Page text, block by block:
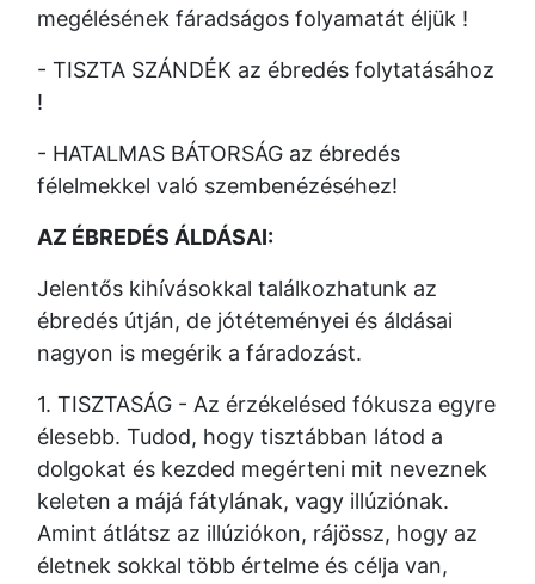
megélésének fáradságos folyamatát éljük !
- TISZTA SZÁNDÉK az ébredés folytatásához
!
- HATALMAS BÁTORSÁG az ébredés
félelmekkel való szembenézéséhez!
AZ ÉBREDÉS ÁLDÁSAI:
Jelentős kihívásokkal találkozhatunk az
ébredés útján, de jótéteményei és áldásai
nagyon is megérik a fáradozást.
1. TISZTASÁG - Az érzékelésed fókusza egyre
élesebb. Tudod, hogy tisztábban látod a
dolgokat és kezded megérteni mit neveznek
keleten a májá fátylának, vagy illúziónak.
Amint átlátsz az illúziókon, rájössz, hogy az
életnek sokkal több értelme és célja van,